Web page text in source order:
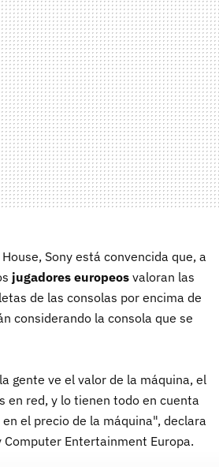
Sony está convencida que, a
jugadores europeos valoran las
de las consolas por encima de
considerando la consola que se
gente ve el valor de la máquina, el
en red, y lo tienen todo en cuenta
el precio de la máquina", declara
Computer Entertainment Europa.